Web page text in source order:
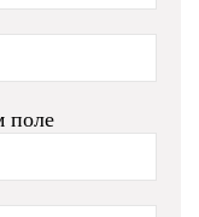
поле